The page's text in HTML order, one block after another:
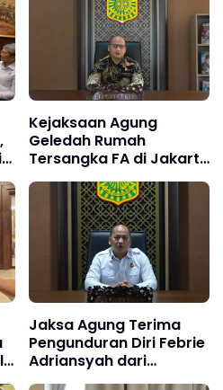
Kejaksaan Agung
Geledah Rumah
Tersangka FA di Jakarta
Selatan, Sejumlah
Dokumen Disita
Jaksa Agung Terima
Pengunduran Diri Febrie
Adriansyah dari
Jabatan Jampidsus